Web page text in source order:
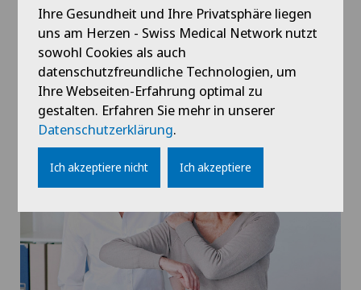
Pneumologie
Ihre Gesundheit und Ihre Privatsphäre liegen
uns am Herzen - Swiss Medical Network nutzt
sowohl Cookies als auch
datenschutzfreundliche Technologien, um
Ihre Webseiten-Erfahrung optimal zu
gestalten. Erfahren Sie mehr in unserer
Datenschutzerklärung.
Ich akzeptiere nicht Ich akzeptiere